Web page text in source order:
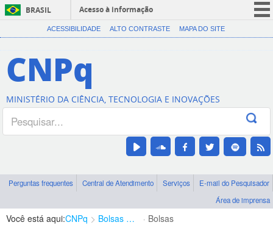
BRASIL
Acesso à informação
CORONAVÍRUS (COVID-19)
Canais
ACESSIBILIDADE ALTO CONTRASTE MAPA DO SITE
CNPq
MINISTÉRIO DA CIÊNCIA, TECNOLOGIA E INOVAÇÕES
Perguntas frequentes Central de Atendimento Serviços
E-mail do Pesquisador
Área de imprensa
Você está aqui:CNPq Bolsas e Auxílios Vigentes Bolsas